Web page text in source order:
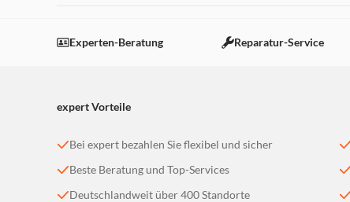
Einstellungen anpassen
Experten-Beratung Reparatur-Service
expert Vorteile
Bei expert bezahlen Sie flexibel und sicher
Beste Beratung und Top-Services
Deutschlandweit über 400 Standorte